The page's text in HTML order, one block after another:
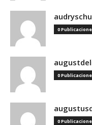
0
0
0